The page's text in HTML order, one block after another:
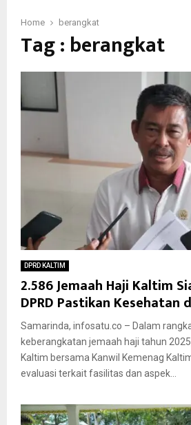
Home berangkat
Tag : berangkat
DPRD KALTIM
2.586 Jemaah Haji Kaltim
DPRD Pastikan Kesehatan
Samarinda, infosatu.co – Dalam
keberangkatan jemaah haji tahun
Kaltim bersama Kanwil Kemenag
evaluasi terkait fasilitas dan aspek...